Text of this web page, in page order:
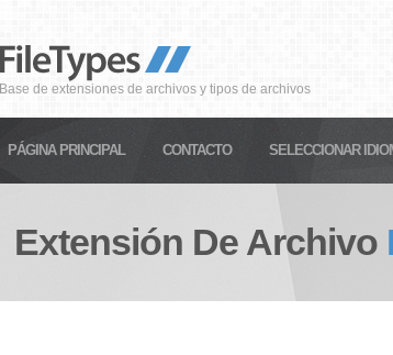
Base de extensiones de archivos y tipos de archivos
PÁGINA PRINCIPAL CONTACTO SELECCIONAR
Extensión De Archivo